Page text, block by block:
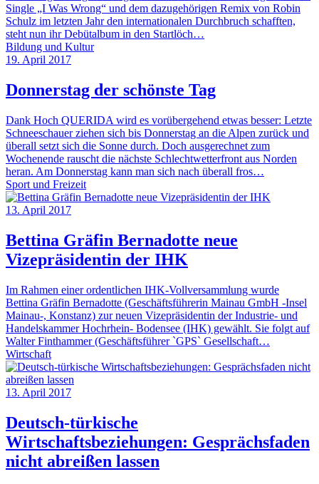
Single „I Was Wrong“ und dem dazugehörigen Remix von Robin
Schulz im letzten Jahr den internationalen Durchbruch schafften,
steht nun ihr Debütalbum in den Startlöch…
Bildung und Kultur
19. April 2017
Donnerstag der schönste Tag
Dank Hoch QUERIDA wird es vorübergehend etwas besser: Letzte
Schneeschauer ziehen sich bis Donnerstag an die Alpen zurück und
überall setzt sich die Sonne durch. Doch ausgerechnet zum
Wochenende rauscht die nächste Schlechtwetterfront aus Norden
heran. Am Donnerstag kann man sich nach überall fros…
Sport und Freizeit
13. April 2017
Bettina Gräfin Bernadotte neue
Vizepräsidentin der IHK
Im Rahmen einer ordentlichen IHK-Vollversammlung wurde
Bettina Gräfin Bernadotte (Geschäftsführerin Mainau GmbH -Insel
Mainau-, Konstanz) zur neuen Vizepräsidentin der Industrie- und
Handelskammer Hochrhein- Bodensee (IHK) gewählt. Sie folgt auf
Walter Finthammer (Geschäftsführer `GPS` Gesellschaft…
Wirtschaft
13. April 2017
Deutsch-türkische
Wirtschaftsbeziehungen: Gesprächsfaden
nicht abreißen lassen